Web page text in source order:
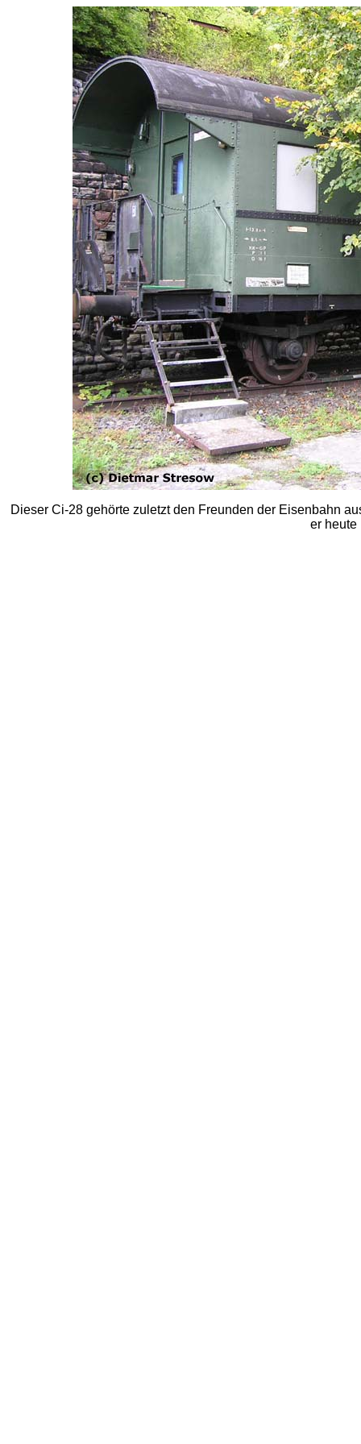
Dieser Ci-28 gehörte zuletzt den Freunden der Eisenbahn
er heute